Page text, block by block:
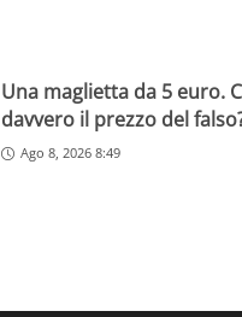
Una maglietta da 5 euro.
davvero il prezzo del
Ago 8, 2026 8:49